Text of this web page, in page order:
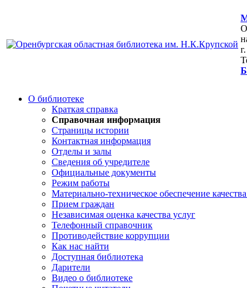
О библиотеке
Краткая справка
Справочная информация
Страницы истории
Контактная информация
Отделы и залы
Сведения об учредителе
Официальные документы
Режим работы
Материально-техническое обеспечение
Прием граждан
Независимая оценка качества услуг
Телефонный справочник
Противодействие коррупции
Как нас найти
Доступная библиотека
Дарители
Видео о библиотеке